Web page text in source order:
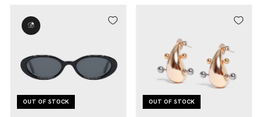
OUT OF STOCK OUT OF STOCK